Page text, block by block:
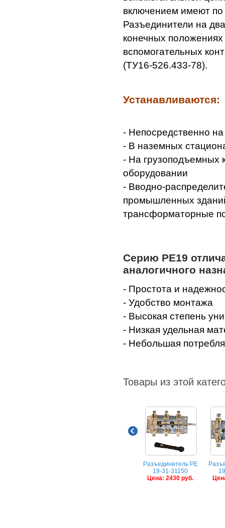
включением имеют по
Разъединители на
конечных
вспомогательных
(ТУ16-526.433-78).
Устанавливаются:
- Непосредственно
- В наземных
- На грузоподъемных
оборудовании
- Вводно-
промышленных
трансформаторные
Серию РЕ19
аналогичного
- Простота и
- Удобство монтажа
- Высокая степень
- Низкая удельная
- Небольшая
Товары из этой
Разъединитель РЕ
19-31-31150
Цена: 2430 руб.